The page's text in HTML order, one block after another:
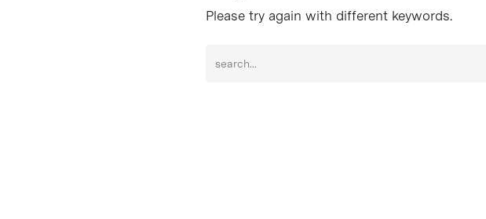
Please try again with different keywords.